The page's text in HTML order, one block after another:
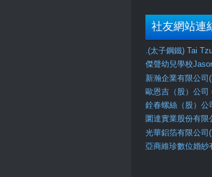
社友網站連
.(太子鋼鐵) Tai
傑聲幼兒學校
新瀚企業有限公司
歐恩吉（股）公司
銓春螺絲（股）公
圜達實業股份有限
光華鋁箔有限公司
亞商維珍數位婚紗